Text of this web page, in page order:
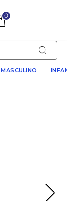
0
MASCULINO